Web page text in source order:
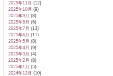
2025年11月 (12)
2025年10月 (9)
2025年9月 (8)
2025年8月 (6)
2025年7月 (13)
2025年6月 (11)
2025年5月 (8)
2025年4月 (9)
2025年3月 (4)
2025年2月 (8)
2025年1月 (5)
2024年12月 (10)